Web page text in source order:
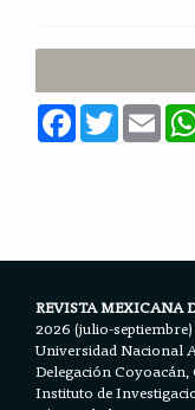
F
a
c
T
w
E
m
a
REVISTA MEXICANA
2026 (julio-
Universidad Nacional
Delegación Coyoacán,
Instituto de